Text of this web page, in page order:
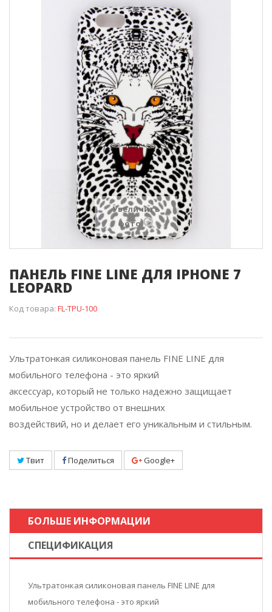
Увеличить
фото
ПАНЕЛЬ FINE LINE ДЛЯ IPHONE 7
LEOPARD
Код товара: FL-TPU-100
Ультратонкая силиконовая панель FINE LINE для
мобильного телефона - это яркий
аксессуар, который не только надежно защищает
мобильное устройство от внешних
воздействий, но и делает его уникальным и стильным.
Твит Поделиться Google+
БОЛЬШЕ ИНФОРМАЦИИ
СПЕЦИФИКАЦИЯ
Ультратонкая силиконовая панель FINE LINE для
мобильного телефона - это яркий